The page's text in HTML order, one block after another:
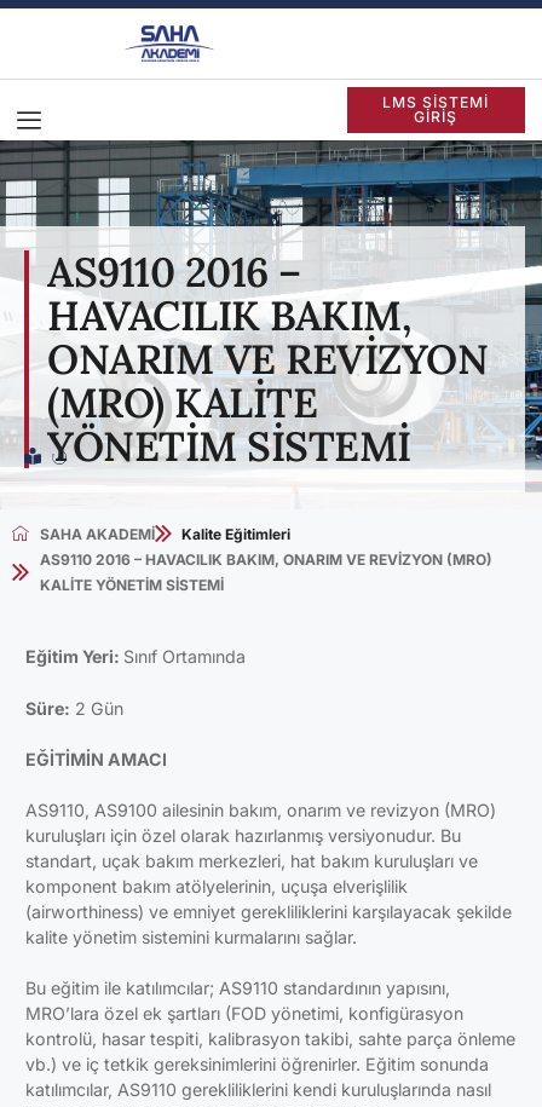
LMS SİSTEMİ
GİRİŞ
AS9110 2016 –
HAVACILIK BAKIM,
ONARIM VE REVİZYON
(MRO) KALİTE
YÖNETİM SİSTEMİ
SAHA AKADEMİ
Kalite Eğitimleri
AS9110 2016 – HAVACILIK BAKIM, ONARIM VE REVİZYON (MRO)
KALİTE YÖNETİM SİSTEMİ
Eğitim Yeri: Sınıf Ortamında
Süre: 2 Gün
EĞİTİMİN AMACI
AS9110, AS9100 ailesinin bakım, onarım ve revizyon (MRO)
kuruluşları için özel olarak hazırlanmış versiyonudur. Bu
standart, uçak bakım merkezleri, hat bakım kuruluşları ve
komponent bakım atölyelerinin, uçuşa elverişlilik
(airworthiness) ve emniyet gerekliliklerini karşılayacak şekilde
kalite yönetim sistemini kurmalarını sağlar.
Bu eğitim ile katılımcılar; AS9110 standardının yapısını,
MRO’lara özel ek şartları (FOD yönetimi, konfigürasyon
kontrolü, hasar tespiti, kalibrasyon takibi, sahte parça önleme
vb.) ve iç tetkik gereksinimlerini öğrenirler. Eğitim sonunda
katılımcılar, AS9110 gerekliliklerini kendi kuruluşlarında nasıl